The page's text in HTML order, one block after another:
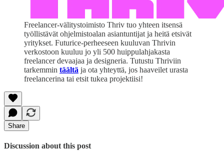
Freelancer-välitystoimisto Thriv tuo yhteen itsensä
työllistävät ohjelmistoalan asiantuntijat ja heitä etsivät
yritykset. Futurice-perheeseen kuuluvan Thrivin
verkostoon kuuluu jo yli 500 huippulahjakasta
freelancer devaajaa ja designeria. Tutustu Thriviin
tarkemmin täältä ja ota yhteyttä, jos haaveilet urasta
freelancerina tai etsit tukea projektiisi!
Share
Discussion about this post